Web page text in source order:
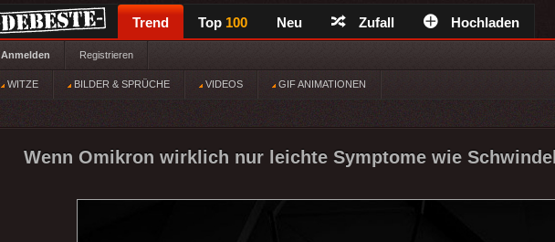
Trend Top 100 Neu Zufall Hochladen
Anmelden Registrieren
WITZE BILDER & SPRÜCHE VIDEOS GIF ANIMATIONEN
Wenn Omikron wirklich nur leichte Symptome wie